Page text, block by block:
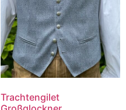
Trachtengilet